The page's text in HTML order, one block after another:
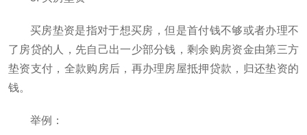
买房垫资是指对于想买房，但是首付钱不够或者办理不
了房贷的人，先自己出一少部分钱，剩余购房资金由第三方
垫资支付，全款购房后，再办理房屋抵押贷款，归还垫资的
钱。
举例：